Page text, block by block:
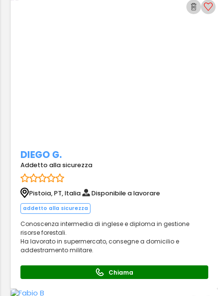
DIEGO G.
Addetto alla sicurezza
Pistoia, PT, Italia Disponibile a lavorare
addetto alla sicurezza
Conoscenza intermedia di inglese e diploma in gestione
risorse forestali.
Ha lavorato in supermercato, consegne a domicilio e
addestramento militare.
Chiama